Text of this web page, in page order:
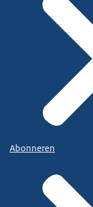
Abonneren